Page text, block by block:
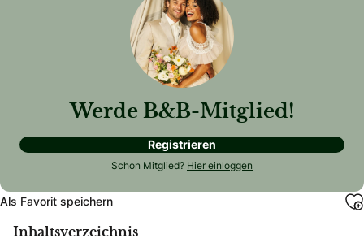
Werde B&B-Mitglied!
Registrieren
Schon Mitglied? Hier einloggen
Als Favorit speichern
Inhaltsverzeichnis